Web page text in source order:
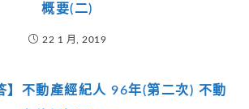
概要(二)
22 1 月, 2019
】不動產經紀人 96年(第二次) 不動